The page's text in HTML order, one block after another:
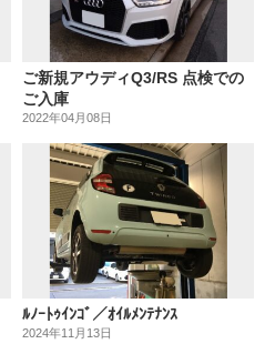
ご新規アウディQ3/RS 点検での
ご入庫
2022年04月08日
ﾙﾉｰﾄｩｲﾝｺﾞ／ｵｲﾙﾒﾝﾃﾅﾝｽ
2024年11月13日